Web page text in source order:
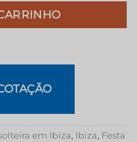
em Ibiza, Ibiza, Festa